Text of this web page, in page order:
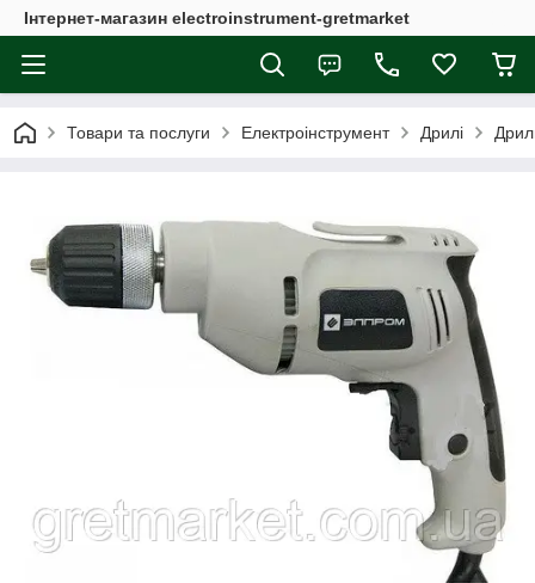
Інтернет-магазин electroinstrument-gretmarket
Товари та послуги Електроінструмент Дрилі